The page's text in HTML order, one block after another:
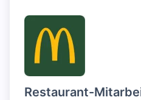
Restaurant-